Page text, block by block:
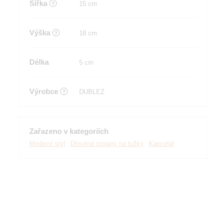
Šířka 15 cm
Výška 18 cm
Délka 5 cm
Výrobce DUBLEZ
Zařazeno v kategoriích
Moderní styl Dřevěné stojany na tužky Kancelář